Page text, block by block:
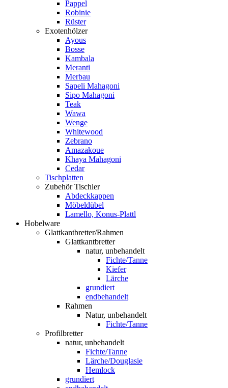
Pappel
Robinie
Rüster
Exotenhölzer
Ayous
Bosse
Kambala
Meranti
Merbau
Sapeli Mahagoni
Sipo Mahagoni
Teak
Wawa
Wenge
Whitewood
Zebrano
Amazakoue
Khaya Mahagoni
Cedar
Tischplatten
Zubehör Tischler
Abdeckkappen
Möbeldübel
Lamello, Konus-Plattl
Hobelware
Glattkantbretter/Rahmen
Glattkantbretter
natur, unbehandelt
Fichte/Tanne
Kiefer
Lärche
grundiert
endbehandelt
Rahmen
Natur, unbehandelt
Fichte/Tanne
Profilbretter
natur, unbehandelt
Fichte/Tanne
Lärche/Douglasie
Hemlock
grundiert